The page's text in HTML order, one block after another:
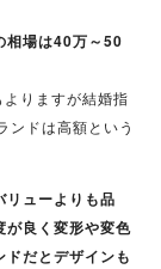
相場は40万～50
りますが結婚指
ンドは高額という
リューよりも品
が良く変形や変色
ドだとデザインも